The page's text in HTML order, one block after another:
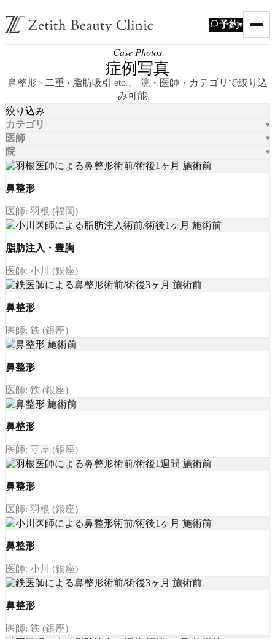
予約▾
Case Photos
症例写真
鼻整形 · 二重 · 脂肪吸引 etc.、 院・医師・カテゴリで絞り込
み可能。
絞り込み
カテゴリ
医師
院
鼻整形
医師: 羽根 (福岡)
脂肪注入・豊胸
医師: 小川 (銀座)
鼻整形
医師: 鉄 (銀座)
鼻整形
医師: 鉄 (銀座)
鼻整形
医師: 守屋 (銀座)
鼻整形
医師: 羽根 (銀座)
鼻整形
医師: 小川 (銀座)
鼻整形
医師: 鉄 (銀座)